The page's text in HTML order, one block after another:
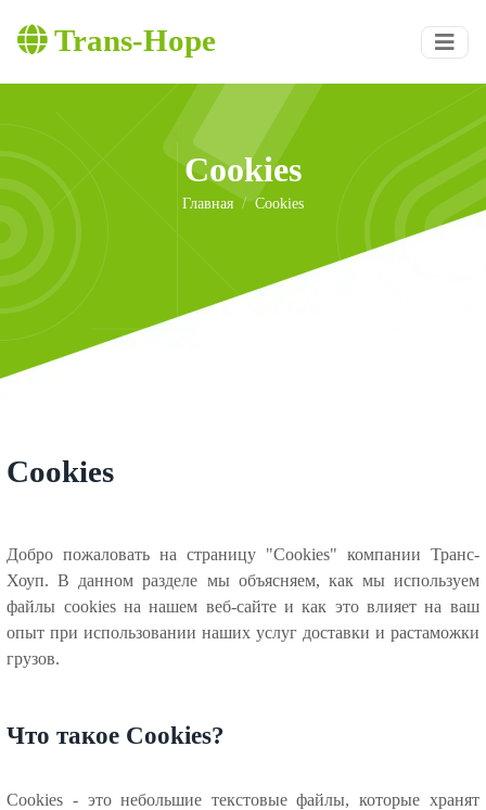
Trans-Hope
Cookies
Главная Cookies
Cookies
Добро пожаловать на страницу "Cookies" компании Транс-
Хоуп. В данном разделе мы объясняем, как мы используем
файлы cookies на нашем веб-сайте и как это влияет на ваш
опыт при использовании наших услуг доставки и растаможки
грузов.
Что такое Cookies?
Cookies - это небольшие текстовые файлы, которые хранят